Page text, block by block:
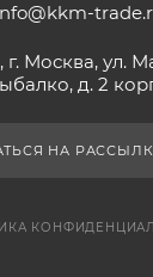
г. Москва, ул.
д. 2
НА